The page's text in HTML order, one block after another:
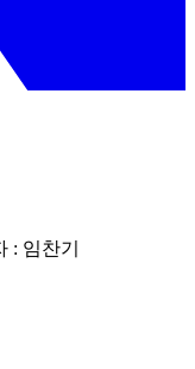
: 임찬기